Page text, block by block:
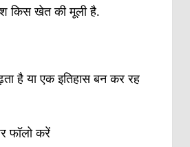
किस खेत की मूली है.
है या एक इतिहास बन कर रह
फॉलो करें